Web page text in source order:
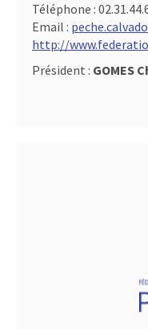
Téléphone :
Email :
http://
Président : GOMES